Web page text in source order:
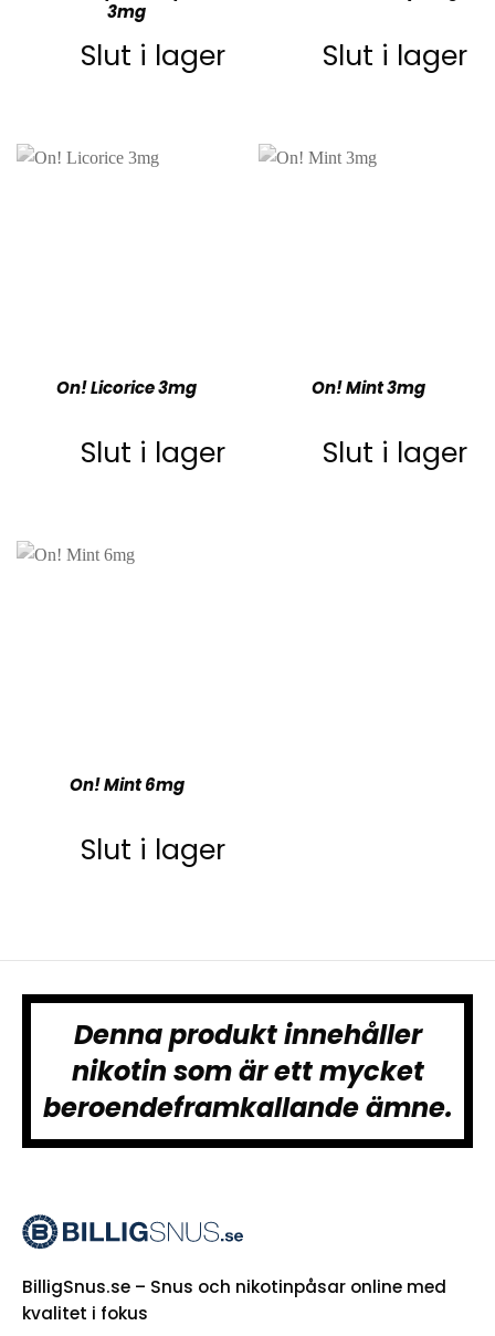
3mg
Slut i lager Slut i lager
On! Licorice 3mg
Slut i lager
On! Mint 3mg
Slut i lager
On! Mint 6mg
Slut i lager
Denna produkt innehåller
nikotin som är ett mycket
beroendeframkallande ämne.
BilligSnus.se – Snus och nikotinpåsar online med
kvalitet i fokus